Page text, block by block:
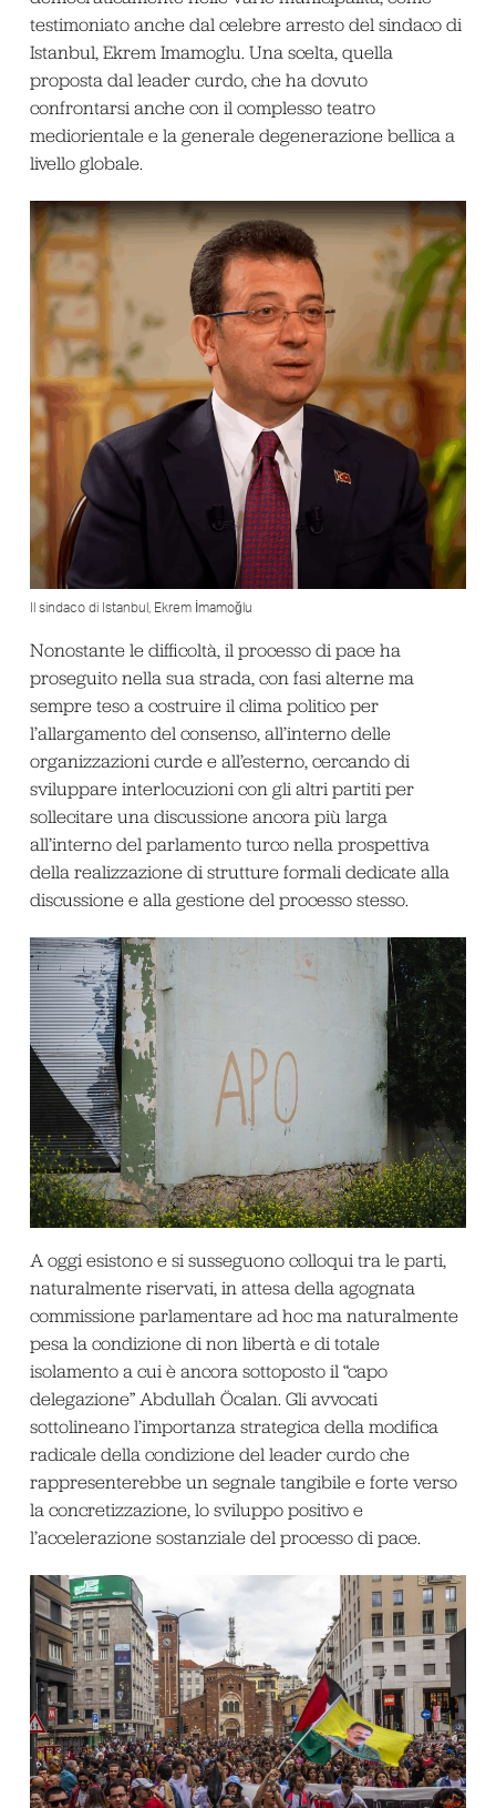
testimoniato anche dal celebre arresto del sindaco di
Istanbul, Ekrem Imamoglu. Una scelta, quella
proposta dal leader curdo, che ha dovuto
confrontarsi anche con il complesso teatro
mediorientale e la generale degenerazione bellica a
livello globale.
Il sindaco di Istanbul, Ekrem İmamoğlu
Nonostante le difficoltà, il processo di pace ha
proseguito nella sua strada, con fasi alterne ma
sempre teso a costruire il clima politico per
l’allargamento del consenso, all’interno delle
organizzazioni curde e all’esterno, cercando di
sviluppare interlocuzioni con gli altri partiti per
sollecitare una discussione ancora più larga
all’interno del parlamento turco nella prospettiva
della realizzazione di strutture formali dedicate alla
discussione e alla gestione del processo stesso.
A oggi esistono e si susseguono colloqui tra le parti,
naturalmente riservati, in attesa della agognata
commissione parlamentare ad hoc ma naturalmente
pesa la condizione di non libertà e di totale
isolamento a cui è ancora sottoposto il “capo
delegazione” Abdullah Öcalan. Gli avvocati
sottolineano l’importanza strategica della modifica
radicale della condizione del leader curdo che
rappresenterebbe un segnale tangibile e forte verso
la concretizzazione, lo sviluppo positivo e
l’accelerazione sostanziale del processo di pace.